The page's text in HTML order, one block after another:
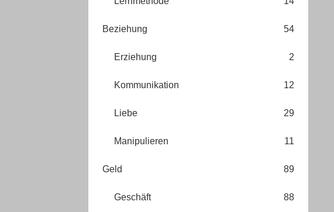
Beziehung 54
Erziehung 2
Kommunikation 12
Liebe 29
Manipulieren 11
Geld 89
Geschäft 88